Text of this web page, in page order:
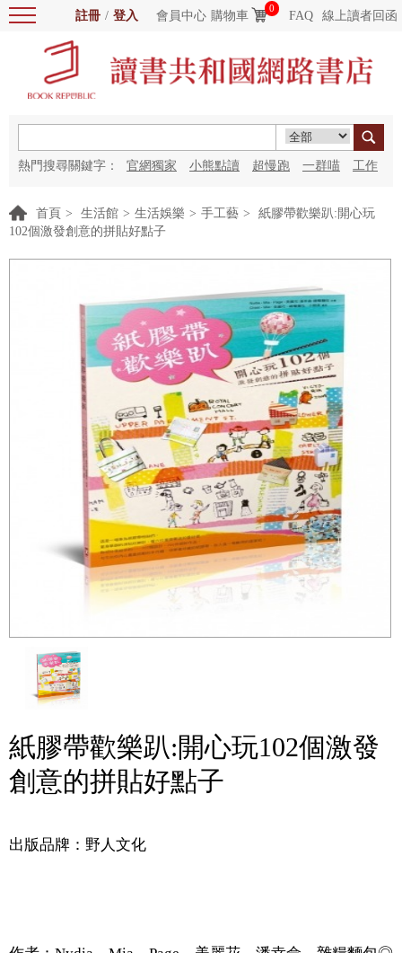
註冊 / 登入 會員中心 購物車
0
FAQ 線上讀者回函
熱門搜尋關鍵字： 官網獨家 小熊點讀 超慢跑 一群喵 工作
首頁 > 生活館 > 生活娛樂 > 手工藝 >
紙膠帶歡樂趴:開心玩
102個激發創意的拼貼好點子
紙膠帶歡樂趴:開心玩102個激發
創意的拼貼好點子
出版品牌：野人文化